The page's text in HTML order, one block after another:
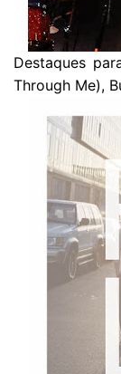
Destaques
Through Me),